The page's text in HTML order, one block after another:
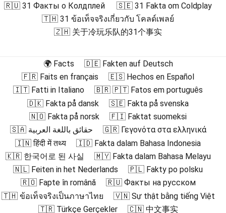
🇷🇺 31 Факты о Колдплей
🇸🇪 31 Fakta om Coldplay
🇹🇭 31 ข้อเท็จจริงเกี่ยวกับ โคลด์เพลย์
🇿🇭 关于冷玩乐队的31个事实
🌍 Facts
🇩🇪 Fakten auf Deutsch
🇫🇷 Faits en français
🇪🇸 Hechos en Español
🇮🇹 Fatti in Italiano
🇧🇷 🇵🇹 Fatos em português
🇩🇰 Fakta på dansk
🇸🇪 Fakta på svenska
🇳🇴 Fakta på norsk
🇫🇮 Faktat suomeksi
🇸🇦 حقائق باللغة العربية
🇬🇷 Γεγονότα στα ελληνικά
🇮🇳 हिंदी में तथ्य
🇮🇩 Fakta dalam Bahasa Indonesia
🇰🇷 한국어로 된 사실
🇲🇾 Fakta dalam Bahasa Melayu
🇳🇱 Feiten in het Nederlands
🇵🇱 Fakty po polsku
🇷🇴 Fapte în română
🇷🇺 Факты на русском
🇹🇭 ข้อเท็จจริงเป็นภาษาไทย
🇻🇳 Sự thật bằng tiếng Việt
🇹🇷 Türkçe Gerçekler
🇨🇳 中文事实